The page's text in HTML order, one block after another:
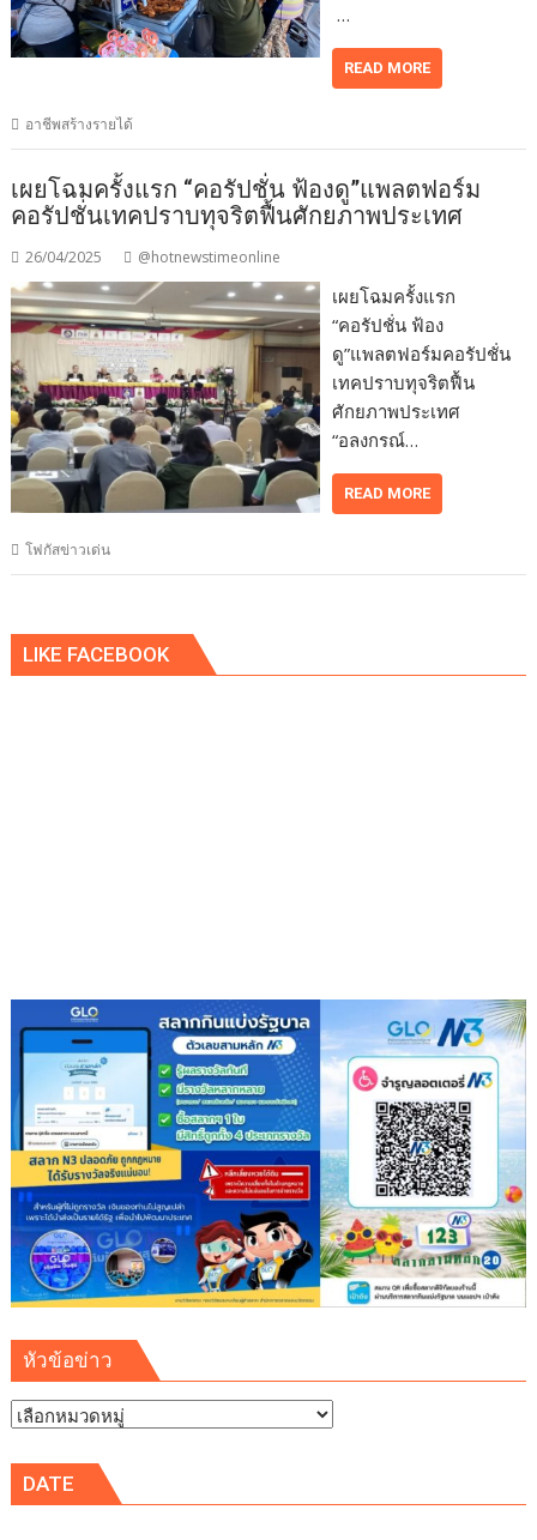
…
READ MORE
อาชีพสร้างรายได้
เผยโฉมครั้งแรก “คอรัปชั่น ฟ้องดู”แพลตฟอร์ม
คอรัปชั่นเทคปราบทุจริตฟื้นศักยภาพประเทศ
26/04/2025 @hotnewstimeonline
เผยโฉมครั้งแรก
“คอรัปชั่น ฟ้อง
ดู”แพลตฟอร์มคอรัปชั่น
เทคปราบทุจริตฟื้น
ศักยภาพประเทศ
“อลงกรณ์…
READ MORE
โฟกัสข่าวเด่น
LIKE FACEBOOK
หัวข้อข่าว
หัวข้อ
DATE